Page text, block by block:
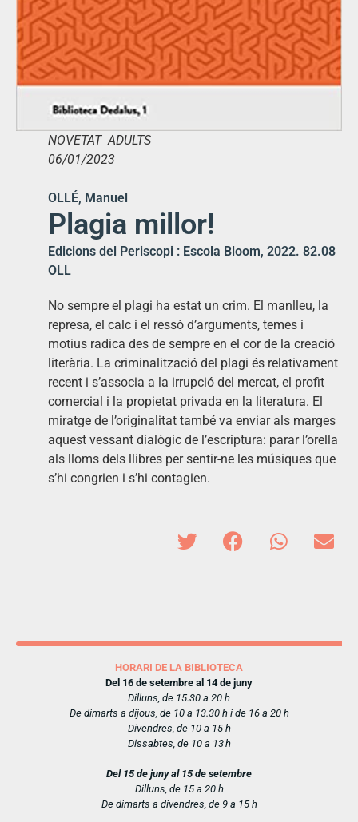
NOVETAT ADULTS
06/01/2023
OLLÉ, Manuel
Plagia millor!
Edicions del Periscopi : Escola Bloom, 2022. 82.08
OLL
No sempre el plagi ha estat un crim. El manlleu, la
represa, el calc i el ressò d’arguments, temes i
motius radica des de sempre en el cor de la creació
literària. La criminalització del plagi és relativament
recent i s’associa a la irrupció del mercat, el profit
comercial i la propietat privada en la literatura. El
miratge de l’originalitat també va enviar als marges
aquest vessant dialògic de l’escriptura: parar l’orella
als lloms dels llibres per sentir-ne les músiques que
s’hi congrien i s’hi contagien.
HORARI DE LA BIBLIOTECA
Del 16 de setembre al 14 de juny
Dilluns, de 15.30 a 20 h
De dimarts a dijous, de 10 a 13.30 h i de 16 a 20 h
Divendres, de 10 a 15 h
Dissabtes, de 10 a 13 h
Del 15 de juny al 15 de setembre
Dilluns, de 15 a 20 h
De dimarts a divendres, de 9 a 15 h